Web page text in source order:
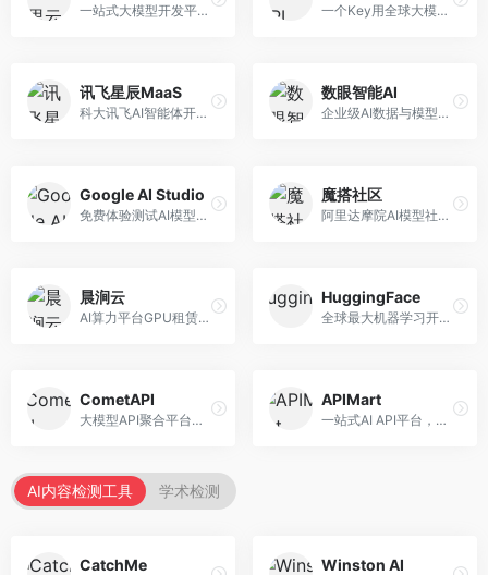
一站式大模型开发平台，深度整合阿里云服务。面向企业开发者和AI团队，提供模型训练、微调、部署、应用开发等全流程服务，企业级功能完善。 一个Key用全球大模型的聚合平台。面向开发者，提供多模型统一API、简化接入、成本控制等服务，接入便捷。
讯飞星辰MaaS
科大讯飞AI智能体开发平台，专注于企业级模型服务。面向企业用户，提供模型调用、智能体创建、行业解决方案等服务，中文能力突出。
数眼智能AI
企业级AI数据与模型服务平台，专注于数据驱动AI。面向企业用户，提供数据管理、模型训练、部署服务等，数据治理能力强。
Google AI Studio
免费体验测试AI模型的平台，深度整合Google生态。面向开发者和研究者，提供Gemini模型体验、API密钥管理、提示词测试等服务，免费使用。
魔搭社区
阿里达摩院AI模型社区，专注于中文AI生态。面向中文开发者，提供开源模型、数据集、开发工具等资源，中文模型丰富。
晨涧云
AI算力平台GPU租赁服务，专注于弹性算力。面向开发者和研究者，提供GPU租赁、弹性调度、成本优化等服务，算力灵活。
HuggingFace
全球最大机器学习开源社区，整合模型库与开发工具。面向AI研究者和开发者，提供开源模型、数据集、开发工具等资源，开源生态最完善。
CometAPI
大模型API聚合平台，整合多种AI模型服务。面向开发者，提供统一接口、模型切换、监控分析等服务，API管理便捷。
APIMart
一站式AI API平台，整合多种AI服务。面向开发者，提供模型API、图像处理、语音识别等服务，API种类丰富。
AI内容检测工具 学术检测
CatchMe Winston AI